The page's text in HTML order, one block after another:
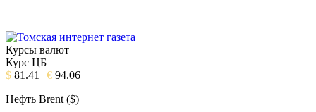
Курсы валют
Курс ЦБ
$ 81.41 € 94.06
Нефть Brent ($)